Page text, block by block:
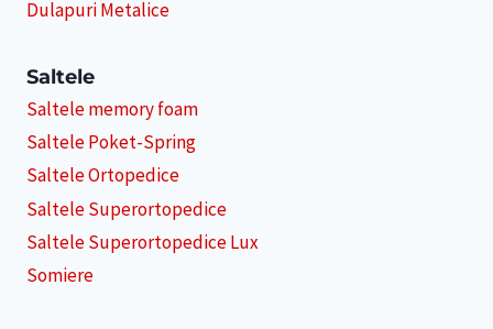
Dulapuri Metalice
Saltele
Saltele memory foam
Saltele Poket-Spring
Saltele Ortopedice
Saltele Superortopedice
Saltele Superortopedice Lux
Somiere